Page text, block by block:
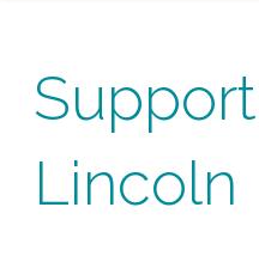
Lincoln